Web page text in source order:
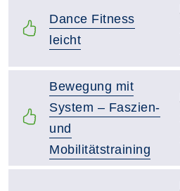
Dance Fitness
leicht
Bewegung mit
System – Faszien-
und
Mobilitätstraining